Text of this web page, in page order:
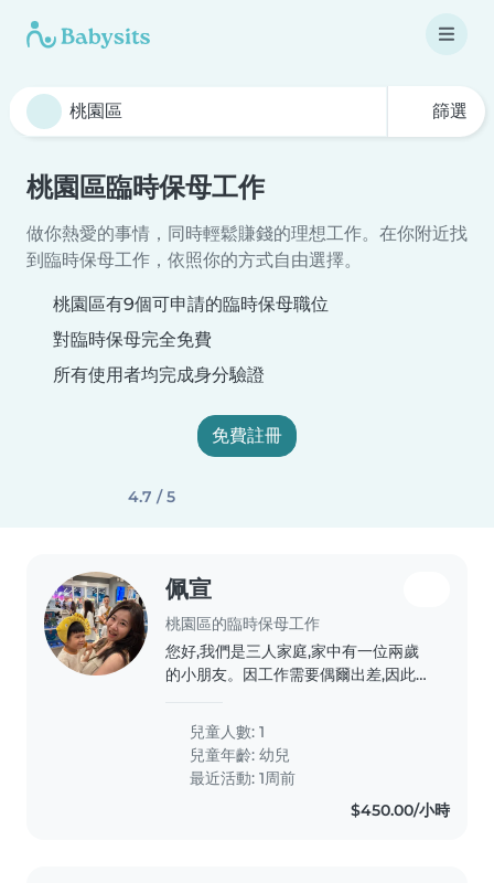
篩選
桃園區臨時保母工作
做你熱愛的事情，同時輕鬆賺錢的理想工作。在你附近找
到臨時保母工作，依照你的方式自由選擇。
桃園區有9個可申請的臨時保母職位
對臨時保母完全免費
所有使用者均完成身分驗證
免費註冊
4.7 / 5
佩宣
桃園區的臨時保母工作
您好,我們是三人家庭,家中有一位兩歲
的小朋友。因工作需要偶爾出差,因此希
需求為晚間時段,協助準備簡單晚餐、陪
伴孩子用餐、遊戲互動,以及基本的生活
照顧(如洗澡、睡前陪伴等)。我們重視
孩子的安全與情緒陪伴,希望找到有耐
心、細心且有愛心的保母,讓孩子在安心
兒童人數: 1
兒童年齡:幼兒
最近活動: 1周前
$450.00/小時